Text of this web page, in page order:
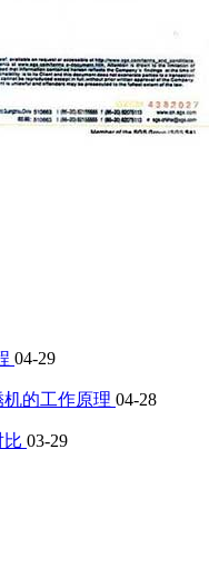
04-29
的工作原理 04-28
比 03-29